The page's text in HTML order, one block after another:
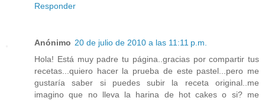
Responder
Anónimo 20 de julio de 2010 a las 11:11 p.m.
Hola! Está muy padre tu página..gracias por compartir tus
recetas...quiero hacer la prueba de este pastel...pero me
gustaría saber si puedes subir la receta original..me
imagino que no lleva la harina de hot cakes o si? me